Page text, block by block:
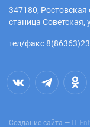
347180, Ростовская
станица
тел/факс
Создание сайта — IT